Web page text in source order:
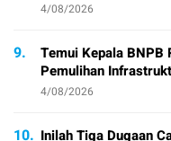
4/08/2026
9.
Temui Kepala BNPB
Pemulihan
4/08/2026
10. Inilah Tiga Dugaan